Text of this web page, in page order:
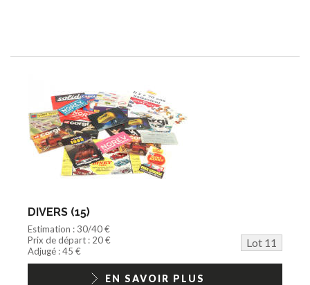
DIVERS (15)
Estimation : 30/40 €
Prix de départ : 20 €
Lot 11
Adjugé : 45 €
EN SAVOIR PLUS